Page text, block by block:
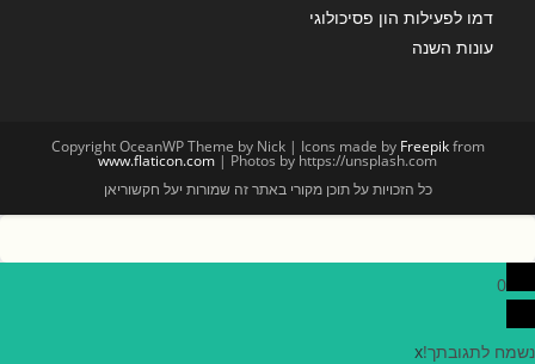
דמו לפעילות הון פסיכולוגי
עונות השנה
Copyright OceanWP Theme by Nick | Icons made by Freepikfrom
www.flaticon.com | Photos by https://unsplash.com
כל הזכויות על תוכן מקורי באתר זה שמורות יעל חקשוריאן
0
נשמח לתגובתך!x